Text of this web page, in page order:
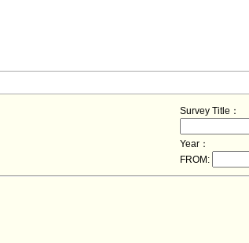
Survey Title：
Year：
FROM: